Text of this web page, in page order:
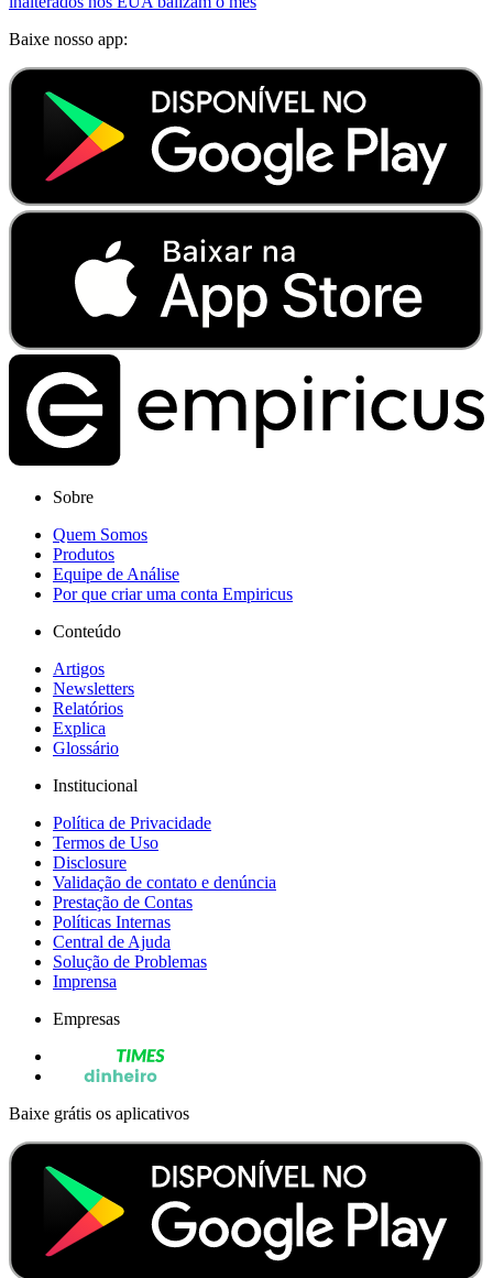
Baixe nosso app:
Sobre
Quem Somos
Produtos
Equipe de Análise
Por que criar uma conta Empiricus
Conteúdo
Artigos
Newsletters
Relatórios
Explica
Glossário
Institucional
Política de Privacidade
Termos de Uso
Disclosure
Validação de contato e denúncia
Prestação de Contas
Políticas Internas
Central de Ajuda
Solução de Problemas
Imprensa
Empresas
Baixe grátis os aplicativos